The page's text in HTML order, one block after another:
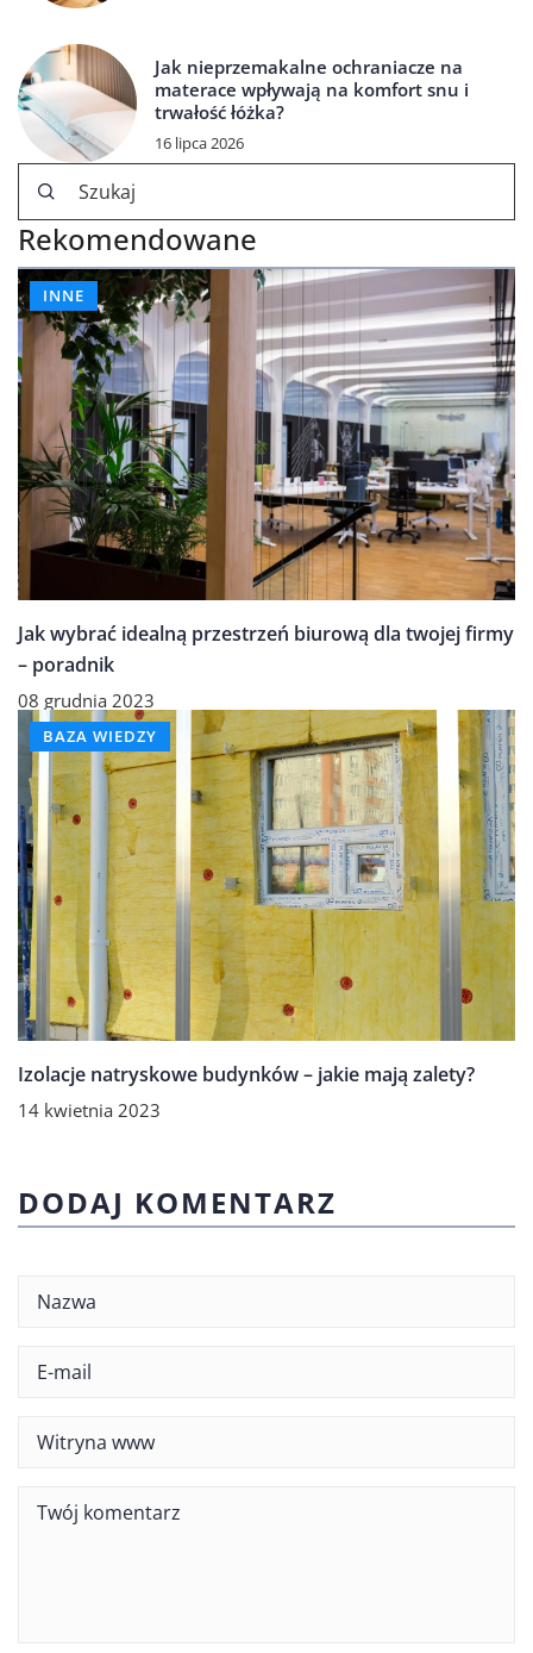
Jak nieprzemakalne ochraniacze na
materace wpływają na komfort snu i
trwałość łóżka?
16 lipca 2026
Rekomendowane
INNE
Jak wybrać idealną przestrzeń biurową dla twojej firmy
– poradnik
08 grudnia 2023
BAZA WIEDZY
Izolacje natryskowe budynków – jakie mają zalety?
14 kwietnia 2023
DODAJ KOMENTARZ